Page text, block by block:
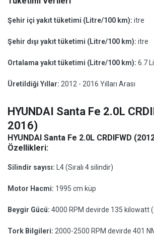
Şehir içi yakıt tüketimi (Litre/100 km): itre
Şehir dışı yakıt tüketimi (Litre/100 km): itre
Ortalama yakıt tüketimi (Litre/100 km): 6.7
Üretildiği Yıllar: 2012 - 2016 Yılları Arası
HYUNDAI Santa Fe 2.0L
2016)
HYUNDAI Santa Fe 2.0L CRDIFWD
Özellikleri:
Silindir sayısı: L4 (Sıralı 4 silindir)
Motor Hacmi: 1995 cm küp
Beygir Gücü: 4000 RPM devirde 135 kilowatt
Tork Bilgileri: 2000-2500 RPM devirde 401